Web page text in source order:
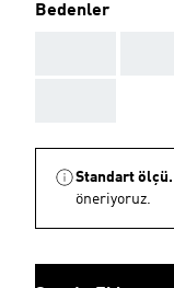
Bedenler
Standart ölçü.
öneriyoruz.